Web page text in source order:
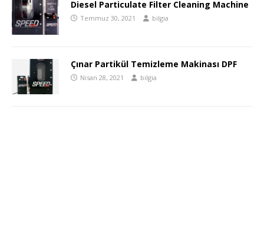
Diesel Particulate Filter Cleaning Machine
Temmuz 30, 2021 bilgia
Çınar Partikül Temizleme Makinası DPF
Nisan 28, 2021 bilgia